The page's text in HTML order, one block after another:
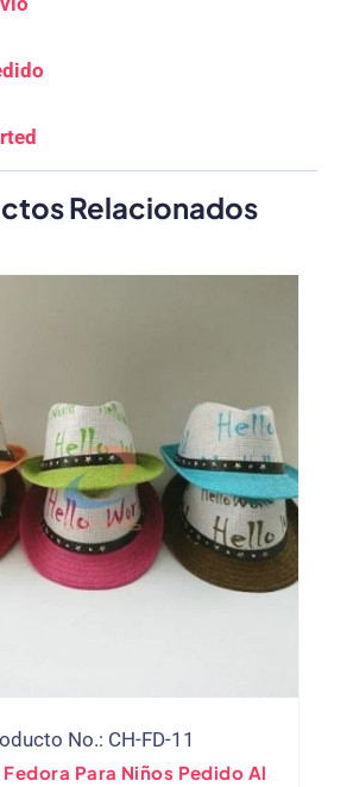
Relacionados
No.: CH-FD-11
Para Niños Pedido Al